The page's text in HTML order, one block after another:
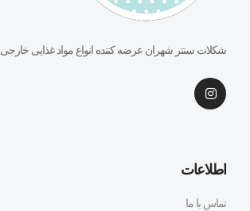
شکلات سنتر شهران عرضه کننده انواع مواد غذایی خارجی
اطلاعات
تماس با ما